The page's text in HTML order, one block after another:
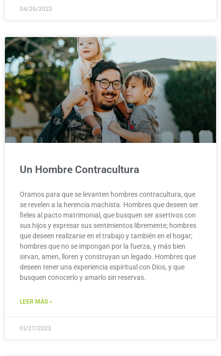
04/26/2023
Un Hombre Contracultura
Oramos para que se levanten hombres contracultura, que
se revelen a la herencia machista. Hombres que deseen ser
fieles al pacto matrimonial, que busquen ser asertivos con
sus hijos y expresar sus sentimientos libremente; hombres
que deseen realizarse en el trabajo y también en el hogar;
hombres que no se impongan por la fuerza, y más bien
sirvan, amen, lloren y construyan un legado. Hombres que
deseen tener una experiencia espiritual con Dios, y que
busquen conocerlo y amarlo sin reservas.
LEER MÁS »
01/27/2023